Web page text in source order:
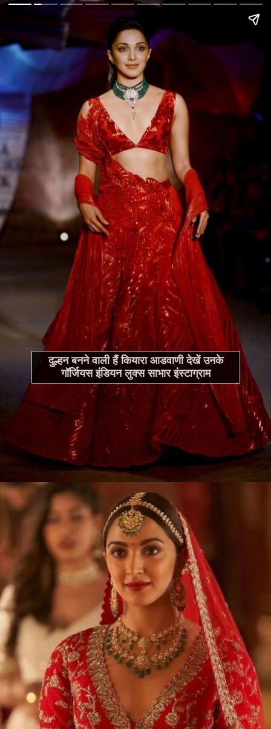
दुल्हन बनने वाली हैं कियारा आडवाणी देखें उनके
गॉर्जियस इंडियन लुक्स साभार इंस्टाग्राम